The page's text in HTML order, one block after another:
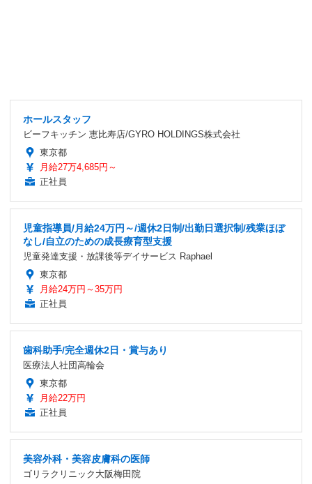
ホールスタッフ
ビーフキッチン 恵比寿店/GYRO HOLDINGS株式会社
東京都
月給27万4,685円～
正社員
児童指導員/月給24万円～/週休2日制/出勤日選択制/残業ほぼ
なし/自立のための成長療育型支援
児童発達支援・放課後等デイサービス Raphael
東京都
月給24万円～35万円
正社員
歯科助手/完全週休2日・賞与あり
医療法人社団高輪会
東京都
月給22万円
正社員
美容外科・美容皮膚科の医師
ゴリラクリニック大阪梅田院